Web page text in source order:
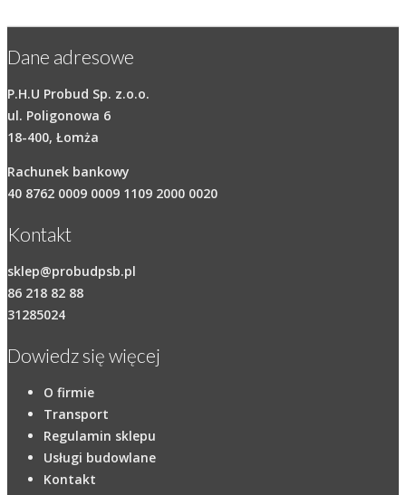
Dane adresowe
P.H.U Probud Sp. z.o.o.
ul. Poligonowa 6
18-400, Łomża
Rachunek bankowy
40 8762 0009 0009 1109 2000 0020
Kontakt
sklep@probudpsb.pl
86 218 82 88
31285024
Dowiedz się więcej
O firmie
Transport
Regulamin sklepu
Usługi budowlane
Kontakt